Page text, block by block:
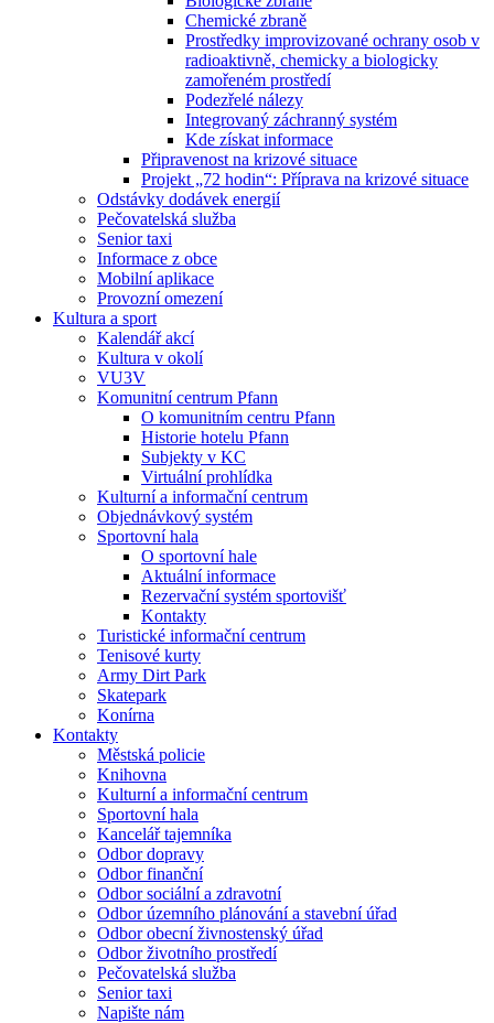
Chemické zbraně
Prostředky improvizované ochrany osob v
radioaktivně, chemicky a biologicky
zamořeném prostředí
Podezřelé nálezy
Integrovaný záchranný systém
Kde získat informace
Připravenost na krizové situace
Projekt „72 hodin“: Příprava na krizové situace
Odstávky dodávek energií
Pečovatelská služba
Senior taxi
Informace z obce
Mobilní aplikace
Provozní omezení
Kultura a sport
Kalendář akcí
Kultura v okolí
VU3V
Komunitní centrum Pfann
O komunitním centru Pfann
Historie hotelu Pfann
Subjekty v KC
Virtuální prohlídka
Kulturní a informační centrum
Objednávkový systém
Sportovní hala
O sportovní hale
Aktuální informace
Rezervační systém sportovišť
Kontakty
Turistické informační centrum
Tenisové kurty
Army Dirt Park
Skatepark
Konírna
Kontakty
Městská policie
Knihovna
Kulturní a informační centrum
Sportovní hala
Kancelář tajemníka
Odbor dopravy
Odbor finanční
Odbor sociální a zdravotní
Odbor územního plánování a stavební úřad
Odbor obecní živnostenský úřad
Odbor životního prostředí
Pečovatelská služba
Senior taxi
Napište nám